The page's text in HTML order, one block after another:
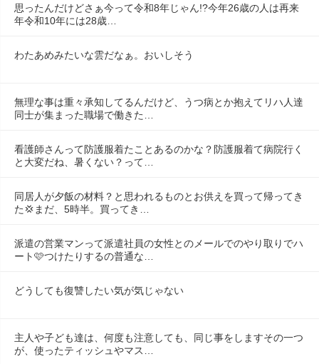
思ったんだけどさぁ今って令和8年じゃん!?今年26歳の人は再来
年令和10年には28歳…
わたあめみたいな雲だなぁ。おいしそう
無理な事は重々承知してるんだけど、うつ病とか抱えてリハ人達
同士が集まった職場で働きた…
看護師さんって防護服着たことあるのかな？防護服着て病院行く
と大変だね、暑くない？って…
同居人が夕飯の材料？と思われるものとお供えを買って帰ってき
た💢まだ、5時半。買ってき…
派遣の営業マンって派遣社員の女性とのメールでのやり取りでハ
ート🩷つけたりするの普通な…
どうしても復讐したい気が気じゃない
主人や子ども達は、何度も注意しても、同じ事をしますその一つ
が、使ったティッシュやマス…